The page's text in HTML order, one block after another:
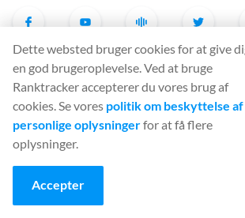
Værktøj
Rank Tracker
Keyword Finder
SERP Checker
Web Audit
Backlink Checker
Dette websted bruger cookies for at give
en god brugeroplevelse. Ved at bruge
Ranktracker accepterer du vores brug af
cookies. Se vores politik om beskyttelse af
personlige oplysningerfor at få flere
oplysninger.
Accepter